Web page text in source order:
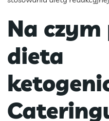
Na czym
dieta